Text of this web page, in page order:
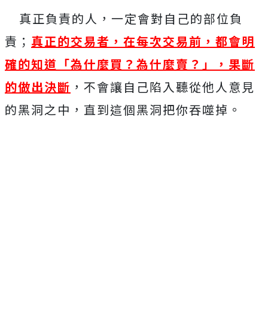
真正負責的人，一定會對自己的部位負
責； 真正的交易者，在每次交易前，都會明
確的知道「為什麼買？為什麼賣？」，果斷
的做出決斷 ，不會讓自己陷入聽從他人意見
的黑洞之中，直到這個黑洞把你吞噬掉。